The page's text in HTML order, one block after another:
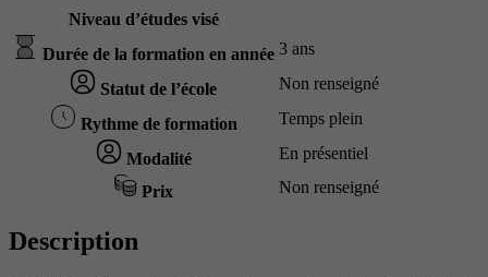
Niveau d’études visé
Durée de la formation en année 3 ans
Statut de l’école Non renseigné
Rythme de formation Temps plein
Modalité En présentiel
Prix Non renseigné
Description